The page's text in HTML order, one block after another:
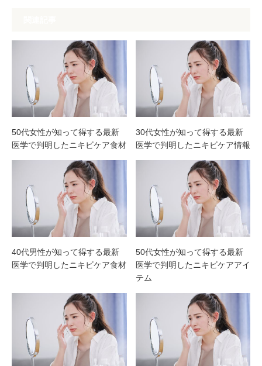
50代女性が知って得する最新
医学で判明したニキビケア食材
30代女性が知って得する最新
医学で判明したニキビケア情報
40代男性が知って得する最新
医学で判明したニキビケア食材
50代女性が知って得する最新
医学で判明したニキビケアアイ
テム